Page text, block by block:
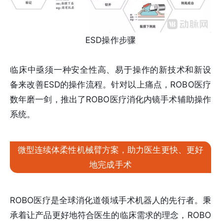
ESD操作步骤
临床中亟须一种安全性高、易于操作的新技术和新设
备来改善ESD的操作流程。针对以上痛点，ROBO医疗
数年磨一剑，推出了ROBO医疗消化内镜手术辅助操作
系统。
微型连续体柔性机械臂方案，助力医生更快、更好
地完成手术
ROBO医疗是全球消化道领域手术机器人的先行者。秉
承着让产品更好地符合医生的临床需求的理念，ROBO